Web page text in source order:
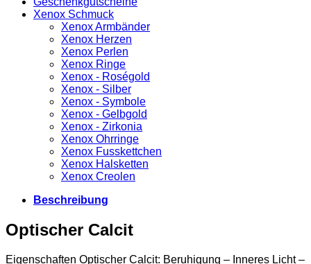
Xenox Schmuck
Xenox Armbänder
Xenox Herzen
Xenox Perlen
Xenox Ringe
Xenox - Roségold
Xenox - Silber
Xenox - Symbole
Xenox - Gelbgold
Xenox - Zirkonia
Xenox Ohrringe
Xenox Fusskettchen
Xenox Halsketten
Xenox Creolen
Beschreibung
Optischer Calcit
Eigenschaften Optischer Calcit: Beruhigung – Inneres Licht –